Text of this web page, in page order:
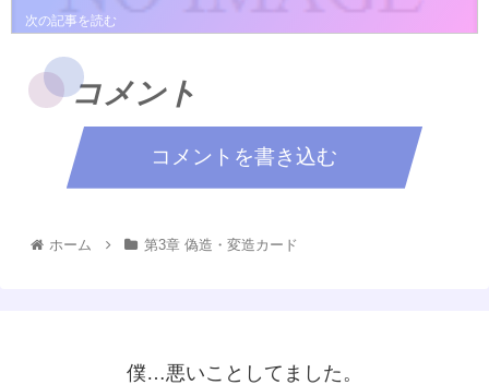
コメント
コメントを書き込む
ホーム 第3章 偽造・変造カード
僕…悪いことしてました。